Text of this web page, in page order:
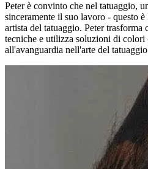
Peter è convinto che nel tatuaggio,
sinceramente il suo lavoro - questo
artista del tatuaggio. Peter trasforma
tecniche e utilizza soluzioni di
all'avanguardia nell'arte del